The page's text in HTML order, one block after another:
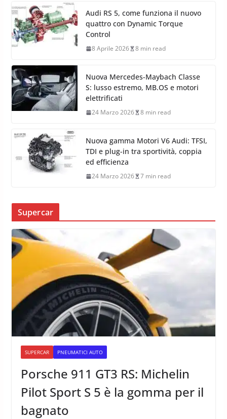
Audi RS 5, come funziona il nuovo
quattro con Dynamic Torque
Control
8 Aprile 2026 8 min read
Nuova Mercedes-Maybach Classe
S: lusso estremo, MB.OS e motori
elettrificati
24 Marzo 2026 8 min read
Nuova gamma Motori V6 Audi: TFSI,
TDI e plug-in tra sportività, coppia
ed efficienza
24 Marzo 2026 7 min read
Supercar
SUPERCAR PNEUMATICI AUTO
Porsche 911 GT3 RS: Michelin
Pilot Sport S 5 è la gomma per il
bagnato